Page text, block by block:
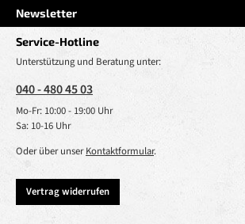
Newsletter
Service-Hotline
Unterstützung und Beratung unter:
040 - 480 45 03
Mo-Fr: 10:00 - 19:00 Uhr
Sa: 10-16 Uhr
Oder über unserKontaktformular.
Vertrag widerrufen